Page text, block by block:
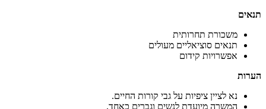
תנאים
משכורת תחרותית
תנאים סוציאליים מעולים
אפשרויות קידום
הערות
נא לציין ציפיות על גבי קורות החיים.
המשרה מיועדת לנשים וגברים כאחד.